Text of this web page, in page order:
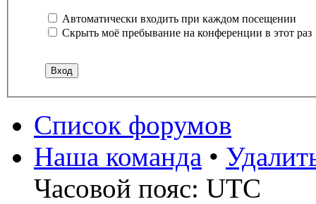
Автоматически входить при каждом посещении
Скрыть моё пребывание на конференции в этот раз
Список форумов
Наша команда •
Часовой пояс: UTC